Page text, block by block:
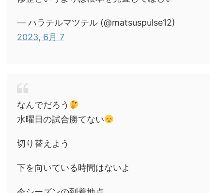
— ハラテルマツテル (@matsuspulse12)
2023, 6月 7
なんでだろう
水曜日の試合勝てない
切り替えよう
下を向いている時間はないよ